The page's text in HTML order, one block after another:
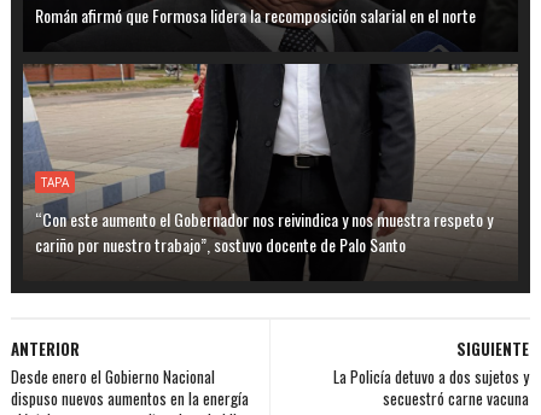
Román afirmó que Formosa lidera la recomposición salarial en el norte
TAPA
“Con este aumento el Gobernador nos reivindica y nos muestra respeto y
cariño por nuestro trabajo”, sostuvo docente de Palo Santo
SIGUIENTE
La Policía detuvo a dos sujetos y
secuestró carne vacuna
ANTERIOR
Desde enero el Gobierno Nacional
dispuso nuevos aumentos en la energía